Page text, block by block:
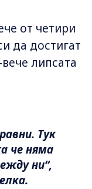
от четири
да достигат
липсата
Тук
че няма
ни“,